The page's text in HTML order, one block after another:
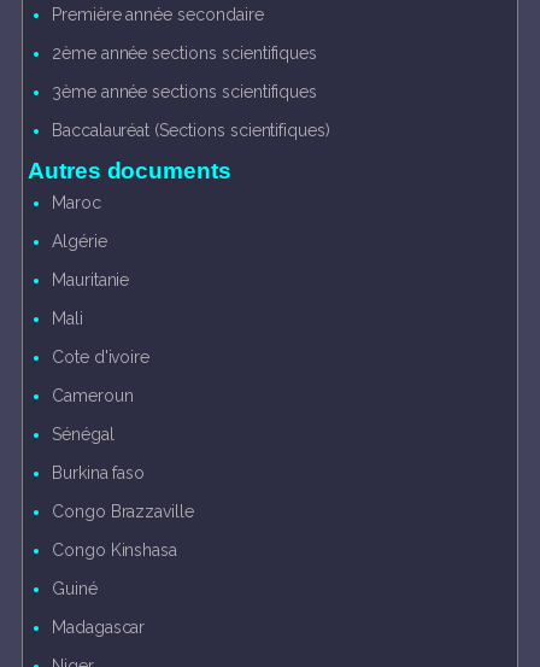
Première année secondaire
2ème année sections scientifiques
3ème année sections scientifiques
Baccalauréat (Sections scientifiques)
Autres documents
Maroc
Algérie
Mauritanie
Mali
Cote d'ivoire
Cameroun
Sénégal
Burkina faso
Congo Brazzaville
Congo Kinshasa
Guiné
Madagascar